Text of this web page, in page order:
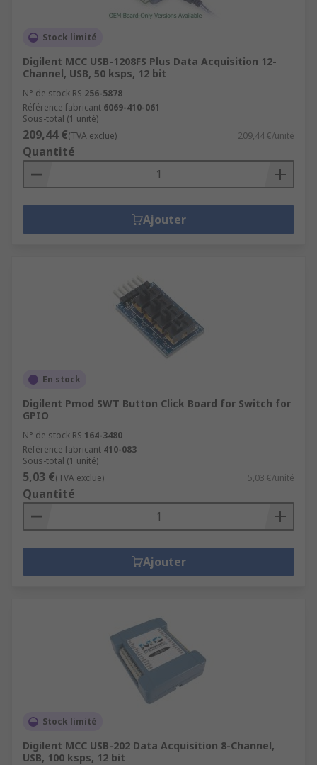
Stock limité
Digilent MCC USB-1208FS Plus Data Acquisition 12-
Channel, USB, 50 ksps, 12 bit
N° de stock RS 256-5878
Référence fabricant 6069-410-061
Sous-total (1 unité)
209,44 €(TVA exclue) 209,44 €/unité
Quantité
Ajouter
En stock
Digilent Pmod SWT Button Click Board for Switch for
GPIO
N° de stock RS 164-3480
Référence fabricant 410-083
Sous-total (1 unité)
5,03 €(TVA exclue) 5,03 €/unité
Quantité
Ajouter
Stock limité
Digilent MCC USB-202 Data Acquisition 8-Channel,
USB, 100 ksps, 12 bit